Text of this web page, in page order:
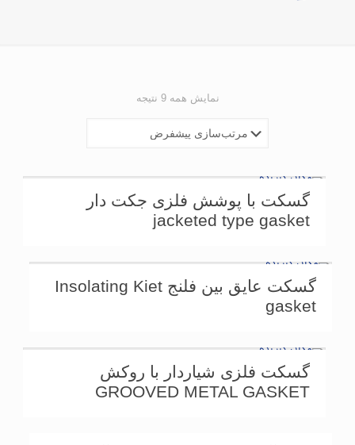
نمایش همه 9 نتیجه
گسکت با پوشش فلزی جکت دار
jacketed type gasket
گسکت عایق بین فلنج Insolating Kiet
gasket
گسکت فلزی شیاردار با روکش
GROOVED METAL GASKET